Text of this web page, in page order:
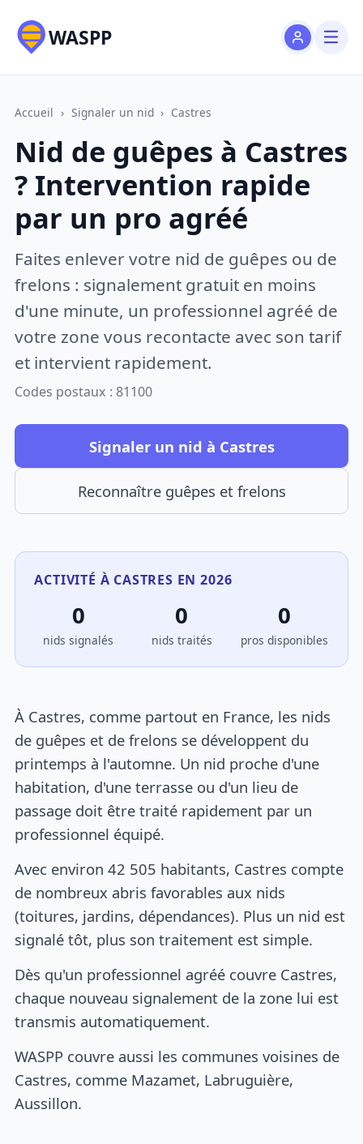
WASPP
Accueil › Signaler un nid › Castres
Nid de guêpes à Castres
? Intervention rapide
par un pro agréé
Faites enlever votre nid de guêpes ou de
frelons : signalement gratuit en moins
d'une minute, un professionnel agréé de
votre zone vous recontacte avec son tarif
et intervient rapidement.
Codes postaux : 81100
Signaler un nid à Castres
Reconnaître guêpes et frelons
ACTIVITÉ À CASTRES EN 2026
0
nids signalés
0
nids traités
0
pros disponibles
À Castres, comme partout en France, les nids
de guêpes et de frelons se développent du
printemps à l'automne. Un nid proche d'une
habitation, d'une terrasse ou d'un lieu de
passage doit être traité rapidement par un
professionnel équipé.
Avec environ 42 505 habitants, Castres compte
de nombreux abris favorables aux nids
(toitures, jardins, dépendances). Plus un nid est
signalé tôt, plus son traitement est simple.
Dès qu'un professionnel agréé couvre Castres,
chaque nouveau signalement de la zone lui est
transmis automatiquement.
WASPP couvre aussi les communes voisines de
Castres, comme Mazamet, Labruguière,
Aussillon.